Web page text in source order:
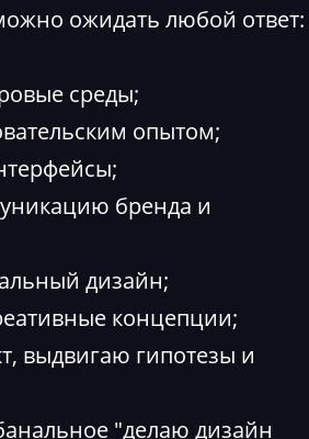
ожидать любой ответ:
среды;
опытом;
бренда и
дизайн;
концепции;
выдвигаю гипотезы и
"делаю дизайн